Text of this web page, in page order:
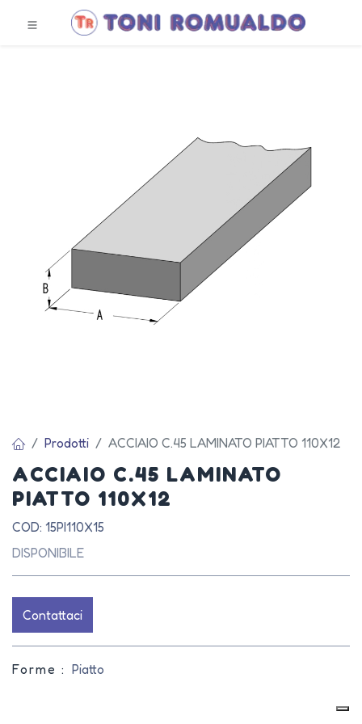
Prodotti ACCIAIO C.45 LAMINATO PIATTO 110X12
ACCIAIO C.45 LAMINATO
PIATTO 110X12
COD: 15PI110X15
DISPONIBILE
Contattaci
Forme : Piatto